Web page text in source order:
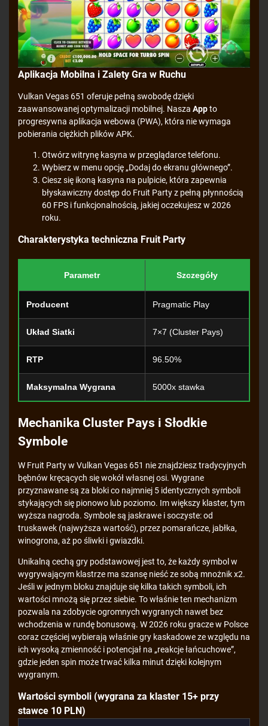
Aplikacja Mobilna i Zalety Gra w Ruchu
Vulkan Vegas 651 oferuje pełną swobodę dzięki
zaawansowanej optymalizacji mobilnej. Nasza Appto
progresywna aplikacja webowa (PWA), która nie wymaga
pobierania ciężkich plików APK.
Otwórz witrynę kasyna w przeglądarce telefonu.
Wybierz w menu opcję „Dodaj do ekranu głównego”.
Ciesz się ikoną kasyna na pulpicie, która zapewnia
błyskawiczny dostęp do Fruit Party z pełną płynnością
60 FPS i funkcjonalnością, jakiej oczekujesz w 2026
roku.
Charakterystyka techniczna Fruit Party
Parametr Szczegóły
Producent Pragmatic Play
Układ Siatki 7×7 (Cluster Pays)
RTP 96.50%
Maksymalna Wygrana 5000x stawka
Mechanika Cluster Pays i Słodkie
Symbole
W Fruit Party w Vulkan Vegas 651 nie znajdziesz tradycyjnych
bębnów kręcących się wokół własnej osi. Wygrane
przyznawane są za bloki co najmniej 5 identycznych symboli
stykających się pionowo lub poziomo. Im większy klaster, tym
wyższa nagroda. Symbole są jaskrawe i soczyste: od
truskawek (najwyższa wartość), przez pomarańcze, jabłka,
winogrona, aż po śliwki i gwiazdki.
Unikalną cechą gry podstawowej jest to, że każdy symbol w
wygrywającym klastrze ma szansę nieść ze sobą mnożnik x2.
Jeśli w jednym bloku znajduje się kilka takich symboli, ich
wartości mnożą się przez siebie. To właśnie ten mechanizm
pozwala na zdobycie ogromnych wygranych nawet bez
wchodzenia w rundę bonusową. W 2026 roku gracze w Polsce
coraz częściej wybierają właśnie gry kaskadowe ze względu na
ich wysoką zmienność i potencjał na „reakcje łańcuchowe”,
gdzie jeden spin może trwać kilka minut dzięki kolejnym
wygranym.
Wartości symboli (wygrana za klaster 15+ przy
stawce 10 PLN)